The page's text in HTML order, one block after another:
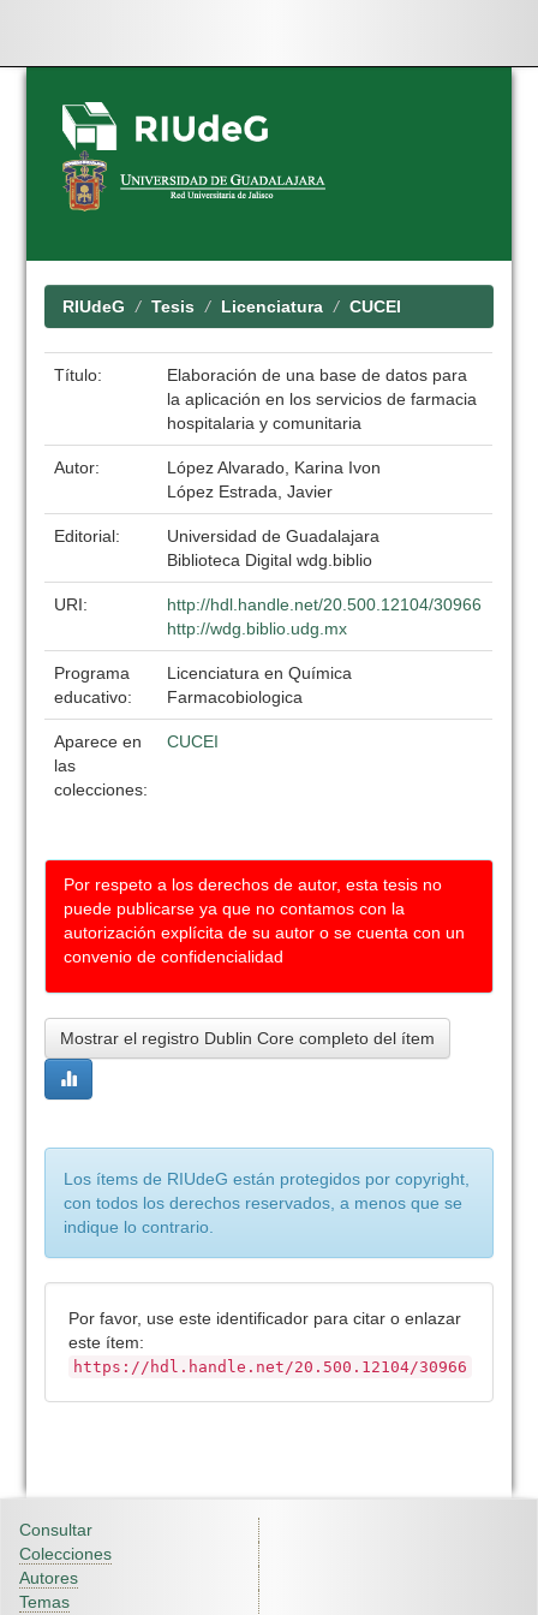
Skip
navigation
RIUdeG Tesis Licenciatura CUCEI
Título:
Elaboración de una base de datos para
la aplicación en los servicios de farmacia
hospitalaria y comunitaria
Autor:
López Alvarado, Karina Ivon
López Estrada, Javier
Editorial:
Universidad de Guadalajara
Biblioteca Digital wdg.biblio
URI:
http://hdl.handle.net/20.500.12104/30966
http://wdg.biblio.udg.mx
Programa
educativo:
Licenciatura en Química
Farmacobiologica
Aparece en
las
colecciones:
CUCEI
Por respeto a los derechos de autor, esta tesis no
puede publicarse ya que no contamos con la
autorización explícita de su autor o se cuenta con un
convenio de confidencialidad
Mostrar el registro Dublin Core completo del ítem
Los ítems de RIUdeG están protegidos por copyright,
con todos los derechos reservados, a menos que se
indique lo contrario.
Por favor, use este identificador para citar o enlazar
este ítem:
https://hdl.handle.net/20.500.12104/30966
Consultar
Colecciones
Autores
Temas